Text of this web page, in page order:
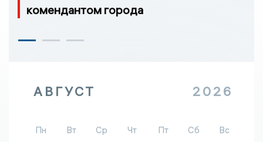
комендантом города
АВГУСТ 2026
Пн Вт Ср Чт Пт Сб
Вс